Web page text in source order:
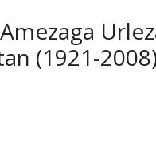
Liburutegia
(1921-